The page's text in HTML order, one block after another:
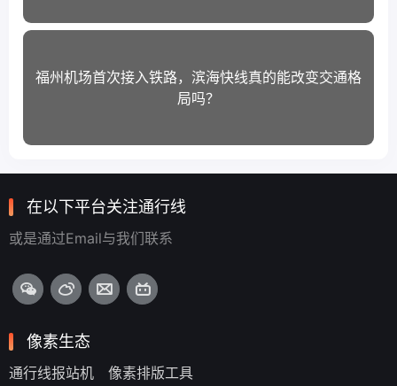
福州机场首次接入铁路，滨海快线真的能改变交通格
局吗？
在以下平台关注通行线
或是通过Email与我们联系
像素生态
通行线报站机 像素排版工具